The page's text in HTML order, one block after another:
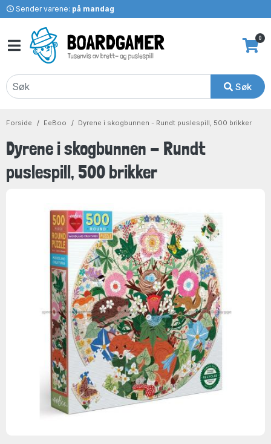
Sender varene: på mandag
Søk
0
Forside EeBoo Dyrene i skogbunnen - Rundt puslespill, 500 brikker
Dyrene i skogbunnen - Rundt
puslespill, 500 brikker